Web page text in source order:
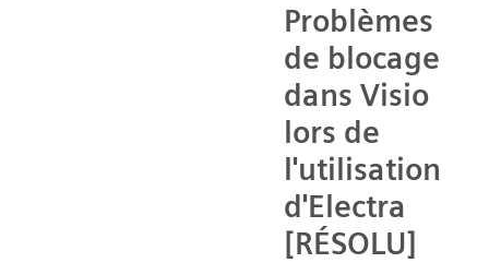
Problèmes
de blocage
dans Visio
lors de
l'utilisation
d'Electra
[RÉSOLU]